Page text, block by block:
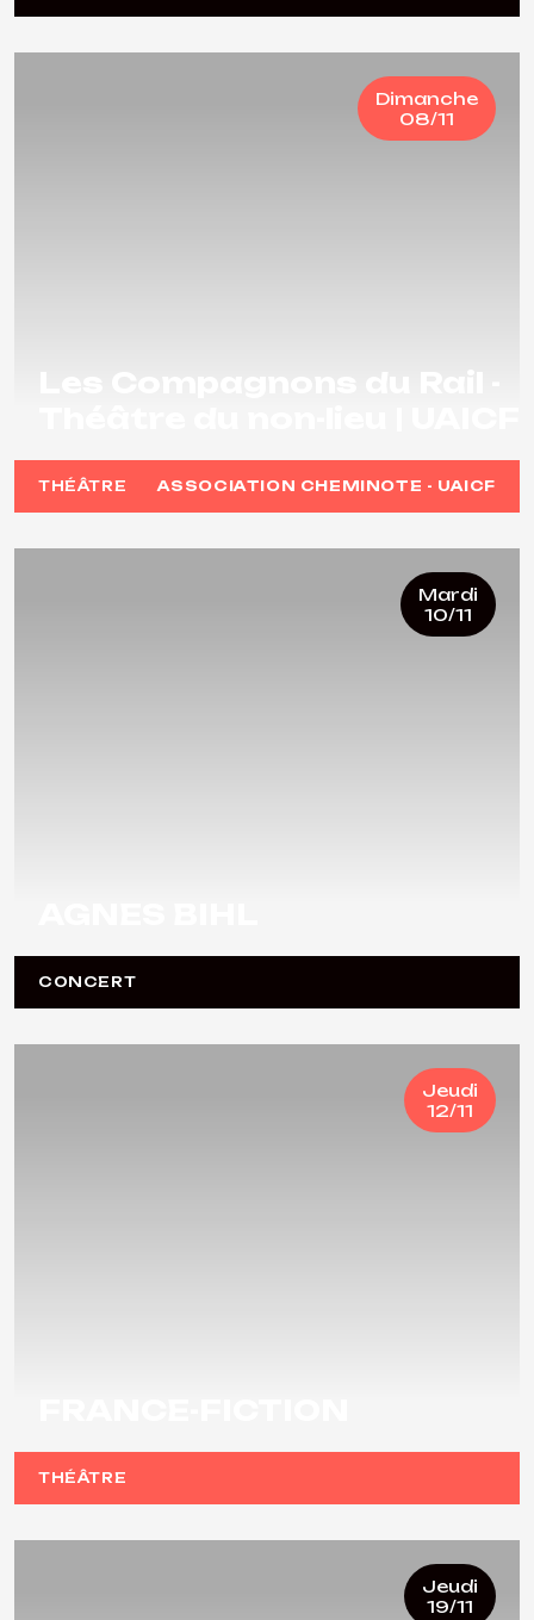
Dimanche
08/11
THÉÂTRE ASSOCIATION CHEMINOTE - UAICF
Mardi
10/11
CONCERT
Jeudi
12/11
THÉÂTRE
Jeudi
19/11